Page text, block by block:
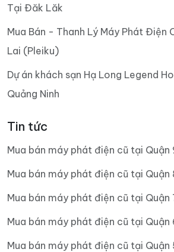
Tại Đăk Lăk
Mua Bán - Thanh Lý Máy Phát Điện
Lai (Pleiku)
Dự án khách sạn Hạ Long Legend
Quảng Ninh
Tin tức
Mua bán máy phát điện cũ tại Quận
Mua bán máy phát điện cũ tại Quận
Mua bán máy phát điện cũ tại Quận
Mua bán máy phát điện cũ tại Quận
Mua bán máy phát điện cũ tại Quận